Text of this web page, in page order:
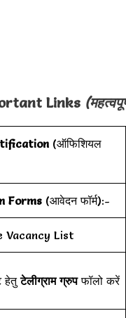
Links
(ऑफिशियल
Forms (आवेदन फॉर्म):-
Vacancy List
हेतुटेलीग्राम ग्रुपफॉलो करें